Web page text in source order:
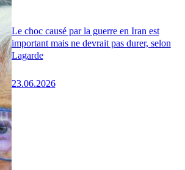
Le choc causé par la guerre en Iran est
important mais ne devrait pas durer, selon
Lagarde
23.06.2026